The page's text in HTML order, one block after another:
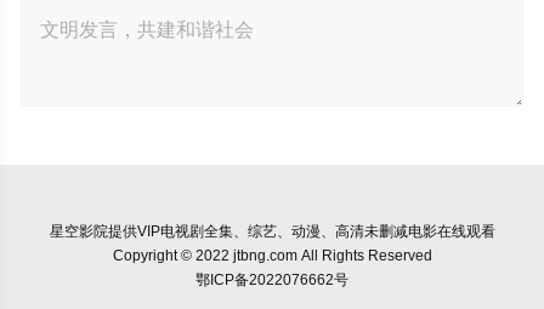
星空影院提供VIP电视剧全集、综艺、动漫、高清未删减电影在线观看
Copyright © 2022 jtbng.com All Rights Reserved
鄂ICP备2022076662号